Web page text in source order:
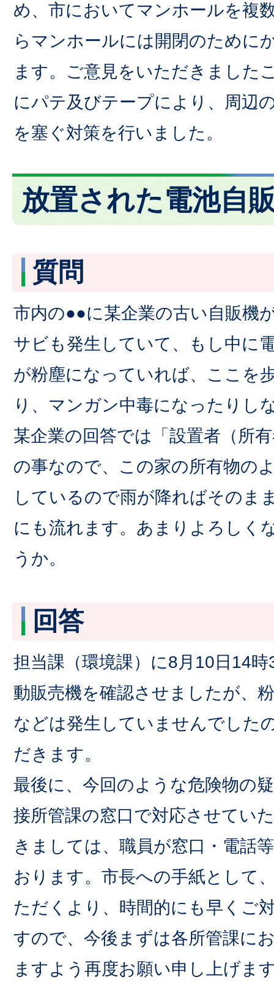
め、市においてマンホールを複
らマンホールには開閉のために
ます。ご意見をいただきました
にパテ及びテープにより、周辺
を塞ぐ対策を行いました。
放置された電池自
質問
市内の●●に某企業の古い自販機
サビも発生していて、もし中に
が粉塵になっていれば、ここを
り、マンガン中毒になったりし
某企業の回答では「設置者（所
の事なので、この家の所有物の
しているので雨が降ればそのま
にも流れます。あまりよろしく
うか。
回答
担当課（環境課）に8月10日14
動販売機を確認させましたが、
などは発生していませんでした
だきます。
最後に、今回のような危険物の
接所管課の窓口で対応させてい
きましては、職員が窓口・電話
おります。市長への手紙として
ただくより、時間的にも早くご
すので、今後まずは各所管課に
ますよう再度お願い申し上げま